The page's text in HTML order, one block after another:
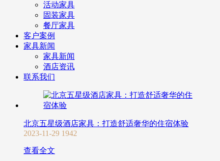
活动家具
固装家具
餐厅家具
客户案例
家具新闻
家具新闻
酒店资讯
联系我们
北京五星级酒店家具：打造舒适奢华的住宿体验
2023-11-29 1942
查看全文